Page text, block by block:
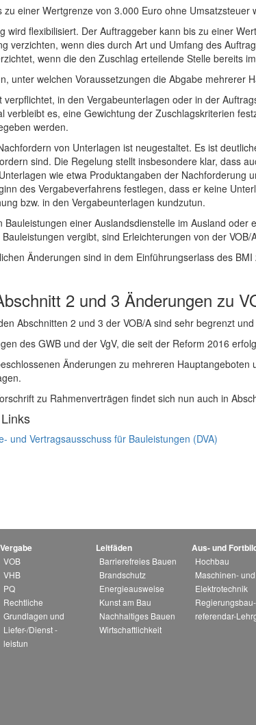
zu einer Wertgrenze von 3.000 Euro ohne Umsatzsteuer
wird flexibilisiert. Der Auftraggeber kann bis zu einer
verzichten, wenn dies durch Art und Umfang des
wenn die den Zuschlag erteilende Stelle bereits
unter welchen Voraussetzungen die Abgabe mehrerer
verpflichtet, in den Vergabeunterlagen oder in der
verbleibt es, eine Gewichtung der Zuschlagskriterien
werden.
von Unterlagen ist neugestaltet. Es ist
sind. Die Regelung stellt insbesondere klar, dass
wie etwa Produktangaben der Nachforderung
des Vergabeverfahrens festlegen, dass er keine
bzw. in den Vergabeunterlagen kundzutun.
Bauleistungen einer Auslandsdienstelle im Ausland oder
vergibt, sind Erleichterungen von der
Änderungen sind in dem Einführungserlass des
2 und 3 Änderungen zu
Abschnitten 2 und 3 der VOB/A sind sehr begrenzt
des GWB und der VgV, die seit der Reform 2016
Änderungen zu mehreren
zu Rahmenverträgen findet sich nun auch in
und Vertragsausschuss für Bauleistungen (DVA)
Vergabe
VOB
VHB
PQ
Rechtliche
Grundlagen und
Liefer-/Dienst -
leistun
Leitfäden
Barrierefreies Bauen
Brandschutz
Energieausweise
Kunst am Bau
Nachhaltiges Bauen
Wirtschaftlichkeit
Aus- und
Hochbau
Maschinen- und
Elektrotechnik
Regierungsbau-
referendar-